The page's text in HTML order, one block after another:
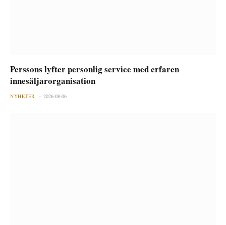
Perssons lyfter personlig service med erfaren
innesäljarorganisation
NYHETER 2026-08-06